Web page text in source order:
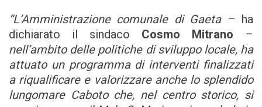
“L’Amministrazione comunale di Gaeta– ha
dichiarato il sindaco Cosmo Mitrano –
nell’ambito delle politiche di sviluppo locale, ha
attuato un programma di interventi finalizzati
a riqualificare e valorizzare anche lo splendido
lungomare Caboto che, nel centro storico, si